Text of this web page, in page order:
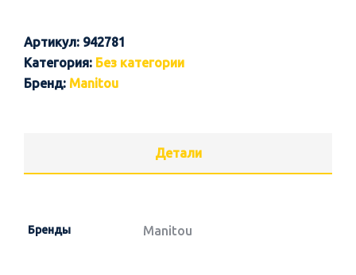
Артикул: 942781
Категория: Без категории
Бренд: Manitou
Детали
Бренды Manitou